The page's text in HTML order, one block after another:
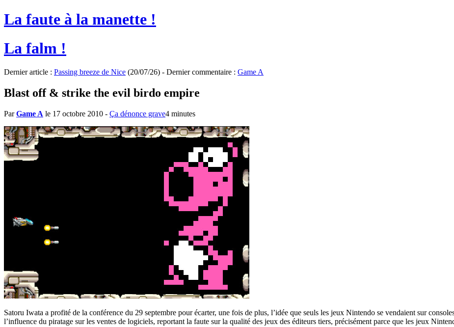
La faute à la manette !
La falm !
Dernier article : Passing breeze de Nice (20/07/26) - Dernier commentaire : Game A
Blast off & strike the evil birdo empire
ParGame A le 17 octobre 2010 - Ça dénonce grave4 minutes
Satoru Iwata a profité de la conférence du 29 septembre pour écarter, une fois de plus, l’idée que seuls les jeux Nintendo se vendaient sur
l’influence du piratage sur les ventes de logiciels, reportant la faute sur la qualité des jeux des éditeurs tiers, précisément parce que les jeux